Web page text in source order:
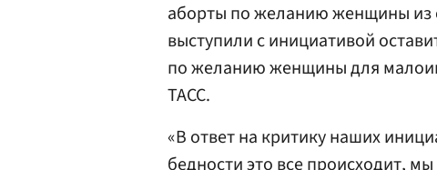
аборты по желанию женщины из
выступили с инициативой
по желанию женщины для
ТАСС.
«В ответ на критику наших
бедности это все происходит,